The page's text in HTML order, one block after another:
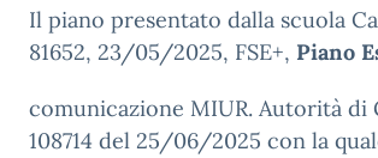
Il piano presentato dalla scuola
81652, 23/05/2025, FSE+, Piano
comunicazione MIUR. Autorità di
108714 del 25/06/2025 con la